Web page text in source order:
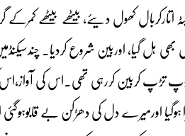
کھول دیئے،بیٹھے بیٹھے کمرکے
ہل گیا، اوربین شروع کردیا۔
اورتڑپ تڑپ کربین کررہی تھی۔اس کی
ہوگیا اورمیرے دل کی دھڑکن بے